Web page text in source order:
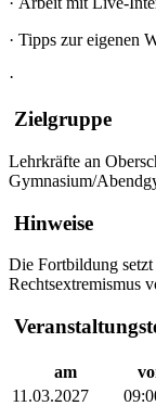
· Tipps zur eigenen
·
Zielgruppe
Lehrkräfte an
Gymnasium/
Hinweise
Die Fortbildung
Rechtsextremismus
am
11.03.2027